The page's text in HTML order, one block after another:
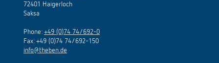
72401 Haigerloch
Saksa
Phone: +49 (0)74 74/692-0
Fax: +49 (0)74 74/692-150
info@theben.de